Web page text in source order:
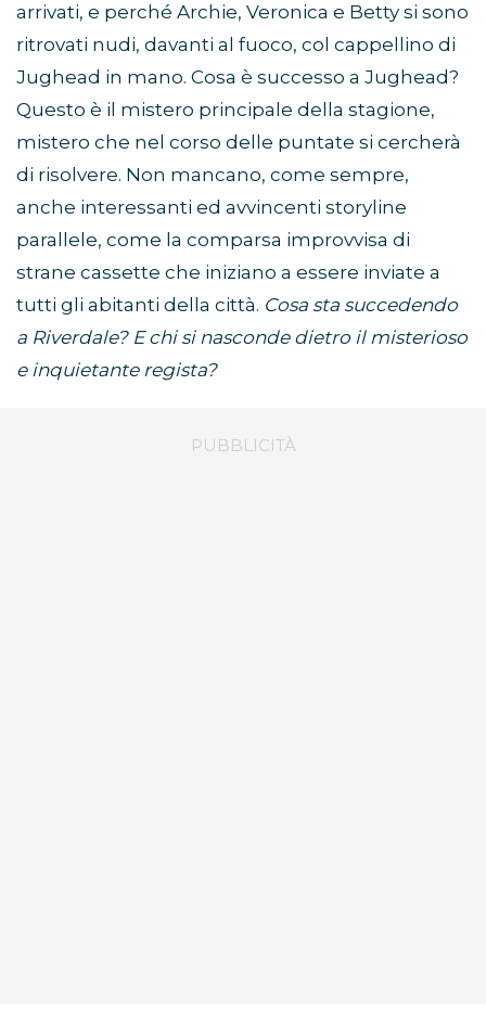
arrivati, e perché Archie, Veronica e Betty si sono
ritrovati nudi, davanti al fuoco, col cappellino di
Jughead in mano. Cosa è successo a Jughead?
Questo è il mistero principale della stagione,
mistero che nel corso delle puntate si cercherà
di risolvere. Non mancano, come sempre,
anche interessanti ed avvincenti storyline
parallele, come la comparsa improvvisa di
strane cassette che iniziano a essere inviate a
tutti gli abitanti della città. Cosa sta succedendo
a Riverdale? E chi si nasconde dietro il misterioso
e inquietante regista?